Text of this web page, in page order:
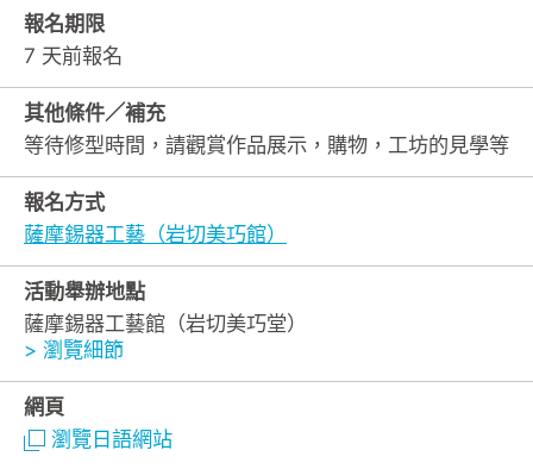
報名期限
7 天前報名
其他條件／補充
等待修型時間，請觀賞作品展示，購物，工坊的見學等
報名方式
薩摩錫器工藝（岩切美巧館）
活動舉辦地點
薩摩錫器工藝館（岩切美巧堂）
> 瀏覽細節
網頁
瀏覽日語網站